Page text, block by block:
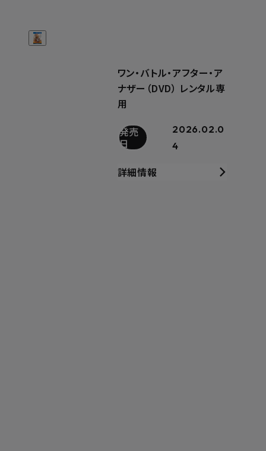
ワン・バトル・アフター・ア
ナザー（DVD） レンタル専
用
発売
日
2026.02.0
4
詳細情報